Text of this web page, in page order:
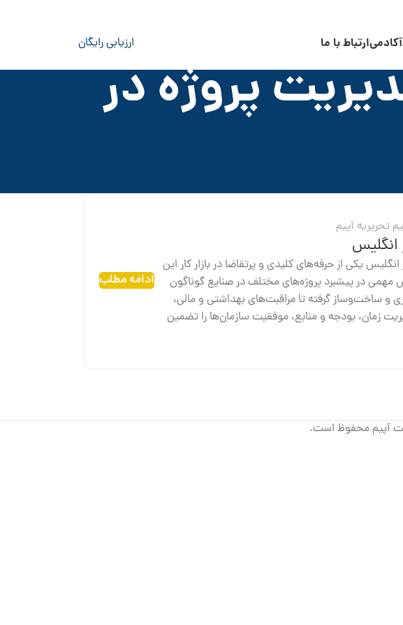
آکادمیارتباط با ما ارزیابی رایگان
پروژه در
تحریریه آپیم
انگلیس
یکی از حرفه‌های کلیدی و پرتقاضا در بازار کار این
در پیشبرد پروژه‌های مختلف در صنایع گوناگون
و ساخت‌وساز گرفته تا مراقبت‌های بهداشتی و مالی،
زمان، بودجه و منابع، موفقیت سازمان‌ها را تضمین
ادامه مطلب